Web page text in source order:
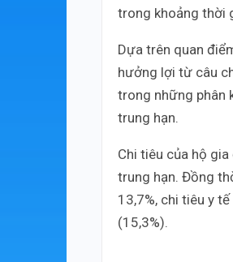
trong khoảng thời
Dựa trên quan
hưởng lợi từ câu
trong những phân
trung hạn.
Chi tiêu của hộ
trung hạn. Đồng
13,7%, chi tiêu y
(15,3%).